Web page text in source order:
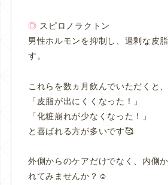
◎ スピロノラクトン
男性ホルモンを抑制し、過剰な皮
す。
これらを数ヵ月飲んでいただくと、
「皮脂が出にくくなった！」
「化粧崩れが少なくなった！」
と喜ばれる方が多いです🥰
外側からのケアだけでなく、内側
れてみませんか？☺️